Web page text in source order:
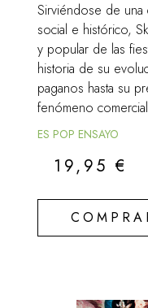
Sirviéndose de una
social e histórico,
y popular de las
historia de su
paganos hasta su
fenómeno
ES POP ENSAYO
19,95€